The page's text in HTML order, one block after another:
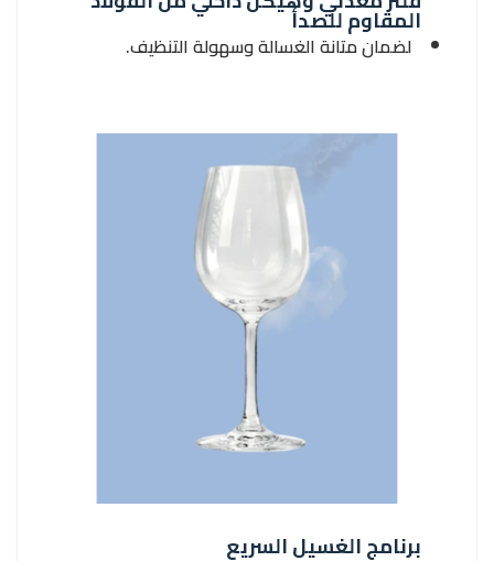
المقاوم للصدأ
لضمان متانة الغسالة وسهولة التنظيف.
برنامج الغسيل السريع